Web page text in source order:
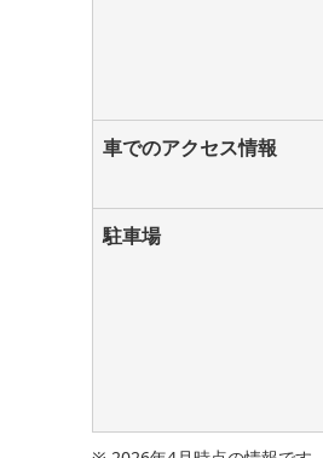
車でのアクセス情報
駐車場